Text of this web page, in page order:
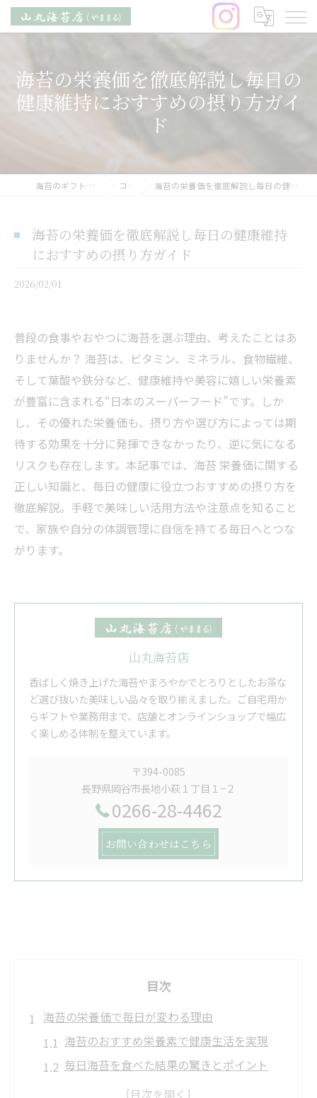
海苔の栄養価を徹底解説し毎日の
健康維持におすすめの摂り方ガイ
ド
海苔のギフトなら山丸海苔店 コラム 海苔の栄養価を徹底解説し毎日の健康維持におすすめの摂り方ガイド
海苔の栄養価を徹底解説し毎日の健康維持
におすすめの摂り方ガイド
2026/02/01
普段の食事やおやつに海苔を選ぶ理由、考えたことはあ
りませんか？ 海苔は、ビタミン、ミネラル、食物繊維、
そして葉酸や鉄分など、健康維持や美容に嬉しい栄養素
が豊富に含まれる“日本のスーパーフード”です。しか
し、その優れた栄養価も、摂り方や選び方によっては期
待する効果を十分に発揮できなかったり、逆に気になる
リスクも存在します。本記事では、海苔 栄養価に関する
正しい知識と、毎日の健康に役立つおすすめの摂り方を
徹底解説。手軽で美味しい活用方法や注意点を知ること
で、家族や自分の体調管理に自信を持てる毎日へとつな
がります。
山丸海苔店
香ばしく焼き上げた海苔やまろやかでとろりとしたお茶な
ど選び抜いた美味しい品々を取り揃えました。ご自宅用か
らギフトや業務用まで、店舗とオンラインショップで幅広
く楽しめる体制を整えています。
〒394-0085
長野県岡谷市長地小萩１丁目１−２
0266-28-4462
お問い合わせはこちら
目次
海苔の栄養価で毎日が変わる理由
海苔のおすすめ栄養素で健康生活を実現
毎日海苔を食べた結果の驚きとポイント
海苔の栄養成分が体調維持に役立つ理由